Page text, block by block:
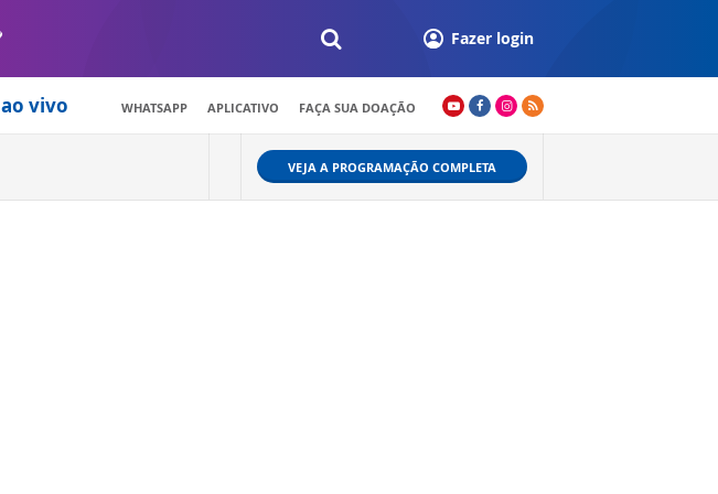
Fazer login
ao vivo WHATSAPP APLICATIVO FAÇA SUA DOAÇÃO
VEJA A PROGRAMAÇÃO COMPLETA